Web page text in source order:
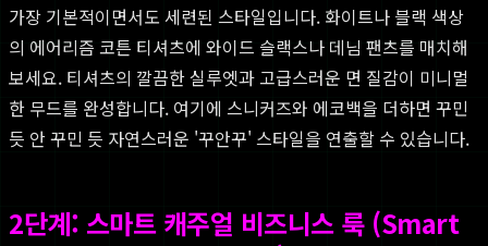
가장 기본적이면서도 세련된 스타일입니다. 화이트나 블랙 색상
의 에어리즘 코튼 티셔츠에 와이드 슬랙스나 데님 팬츠를 매치해
보세요. 티셔츠의 깔끔한 실루엣과 고급스러운 면 질감이 미니멀
한 무드를 완성합니다. 여기에 스니커즈와 에코백을 더하면 꾸민
듯 안 꾸민 듯 자연스러운 '꾸안꾸' 스타일을 연출할 수 있습니다.
2단계: 스마트 캐주얼 비즈니스 룩 (Smart